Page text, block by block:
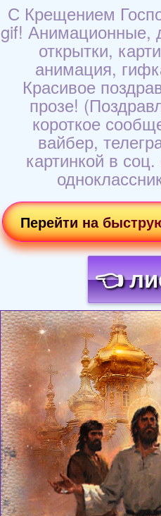
С Крещением
gif! Анимационные,
открытки,
анимация,
Красивое
прозе!
короткое
вайбер,
картинкой в соц.
Перейти на
👈
Загрузка